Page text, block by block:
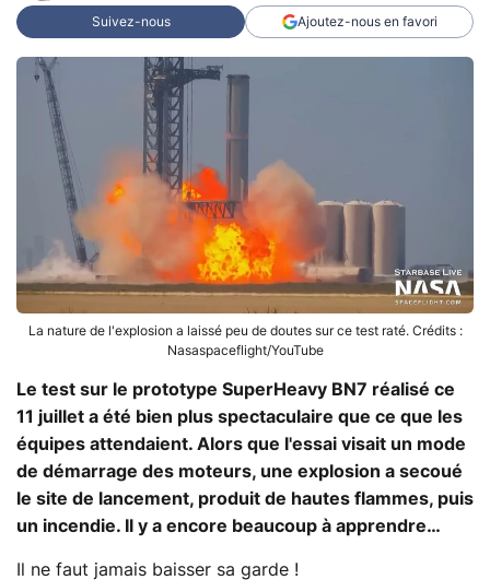
Suivez-nous Ajoutez-nous en favori
La nature de l'explosion a laissé peu de doutes sur ce test raté. Crédits :
Nasaspaceflight/YouTube
Le test sur le prototype SuperHeavy BN7 réalisé ce
11 juillet a été bien plus spectaculaire que ce que les
équipes attendaient. Alors que l'essai visait un mode
de démarrage des moteurs, une explosion a secoué
le site de lancement, produit de hautes flammes, puis
un incendie. Il y a encore beaucoup à apprendre…
Il ne faut jamais baisser sa garde !